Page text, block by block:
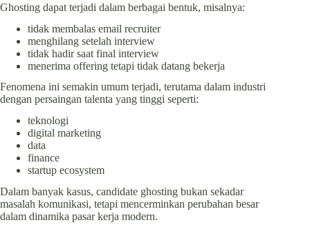
Ghosting dapat terjadi dalam berbagai bentuk, misalnya:
tidak membalas email recruiter
menghilang setelah interview
tidak hadir saat final interview
menerima offering tetapi tidak datang bekerja
Fenomena ini semakin umum terjadi, terutama dalam industri
dengan persaingan talenta yang tinggi seperti:
teknologi
digital marketing
data
finance
startup ecosystem
Dalam banyak kasus, candidate ghosting bukan sekadar
masalah komunikasi, tetapi mencerminkan perubahan besar
dalam dinamika pasar kerja modern.